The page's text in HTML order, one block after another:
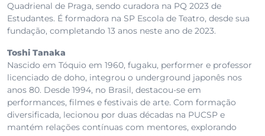
Quadrienal de Praga, sendo curadora na PQ 2023 de
Estudantes. É formadora na SP Escola de Teatro, desde sua
fundação, completando 13 anos neste ano de 2023.
Toshi Tanaka
Nascido em Tóquio em 1960, fugaku, performer e professor
licenciado de doho, integrou o underground japonês nos
anos 80. Desde 1994, no Brasil, destacou-se em
performances, filmes e festivais de arte. Com formação
diversificada, lecionou por duas décadas na PUCSP e
mantém relações contínuas com mentores, explorando